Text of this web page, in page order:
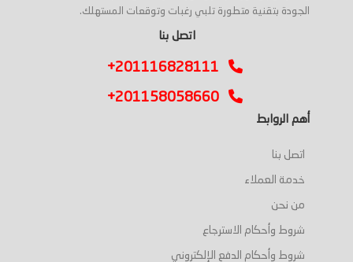
الجودة بتقنية متطورة تلبي رغبات وتوقعات المستهلك.
اتصل بنا
+201116828111
+201158058660
أهم الروابط
اتصل بنا
خدمة العملاء
من نحن
شروط وأحكام الاسترجاع
شروط وأحكام الدفع الإلكتروني